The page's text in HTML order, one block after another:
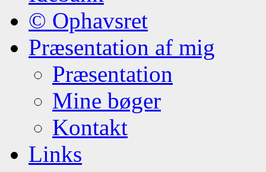
© Ophavsret
Præsentation af mig
Præsentation
Mine bøger
Kontakt
Links